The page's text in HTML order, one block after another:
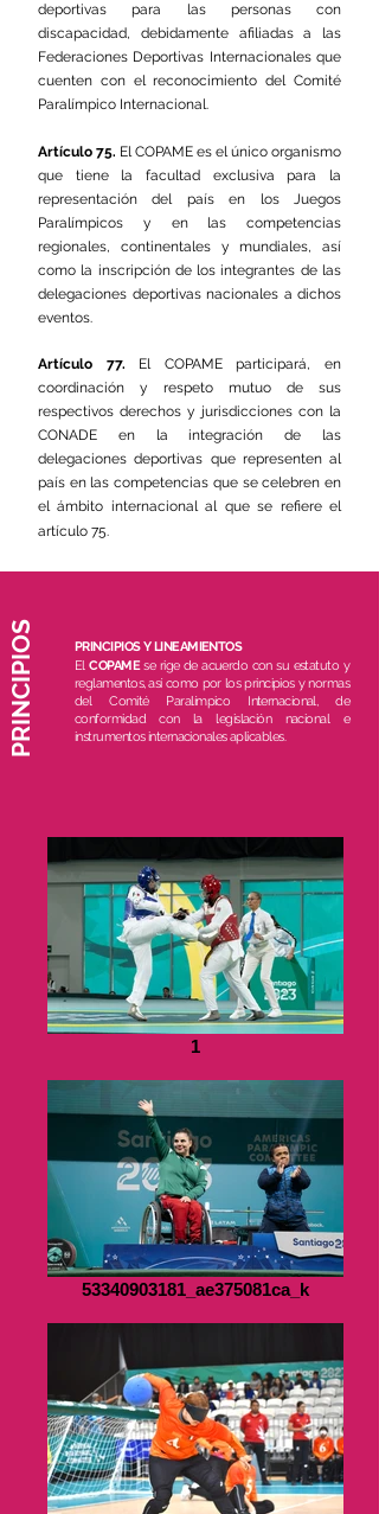
deportivas para las personas con
discapacidad, debidamente afiliadas a las
Federaciones Deportivas Internacionales que
cuenten con el reconocimiento del Comité
Paralímpico Internacional.
Artículo 75. El COPAME es el único organismo
que tiene la facultad exclusiva para la
representación del país en los Juegos
Paralímpicos y en las competencias
regionales, continentales y mundiales, así
como la inscripción de los integrantes de las
delegaciones deportivas nacionales a dichos
eventos.
Artículo 77. El COPAME participará, en
coordinación y respeto mutuo de sus
respectivos derechos y jurisdicciones con la
CONADE en la integración de las
delegaciones deportivas que representen al
país en las competencias que se celebren en
el ámbito internacional al que se refiere el
artículo 75.
PRINCIPIOS
PRINCIPIOS Y LINEAMIENTOS
ElCOPAMEse rige de acuerdo con su estatuto y
reglamentos, así como por los principios y normas
del Comité Paralímpico Internacional, de
conformidad con la legislación nacional e
instrumentos internacionales aplicables.
1
53340903181_ae375081ca_k